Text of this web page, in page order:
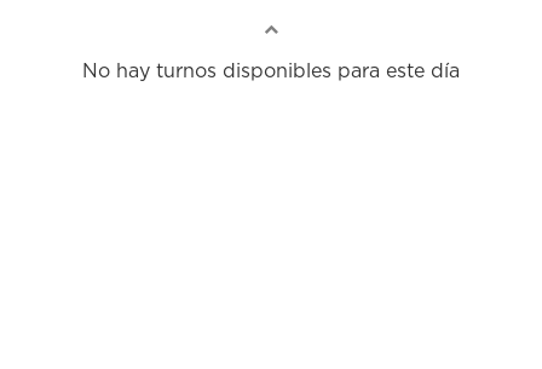
No hay turnos disponibles para este día